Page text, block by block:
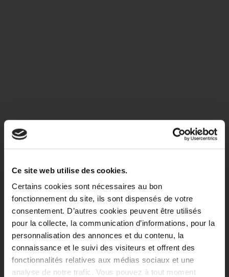
Ce site web utilise des cookies.
Certains cookies sont nécessaires au bon
fonctionnement du site, ils sont dispensés de votre
consentement. D’autres cookies peuvent être utilisés
pour la collecte, la communication d’informations, pour la
personnalisation des annonces et du contenu, la
connaissance et le suivi des visiteurs et offrent des
fonctionnalités relatives aux médias sociaux et une
analyse de notre trafic. Vous pouvez à tout moment
À quelques minutes à pied de l’IUT C, l’ESMOD…
À proximité du métro et de la gare SNCF de Roubaix, nos
appartements sont stratégiquement situés et permettent de
rejoindre la ville de Lille en seulement quelques minutes.
Proches des campus universitaires de Roubaix et de Lille
grâce au métro, les étudiants peuvent se déplacer
rapidement jusqu’à leur école, mais aussi vers les commerces
et loisirs à proximité.